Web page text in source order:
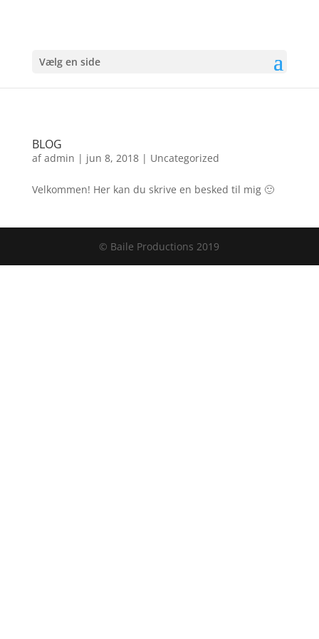
Vælg en side
BLOG
afadmin | jun 8, 2018| Uncategorized
Velkommen! Her kan du skrive en besked til mig 🙂
© Baile Productions 2019